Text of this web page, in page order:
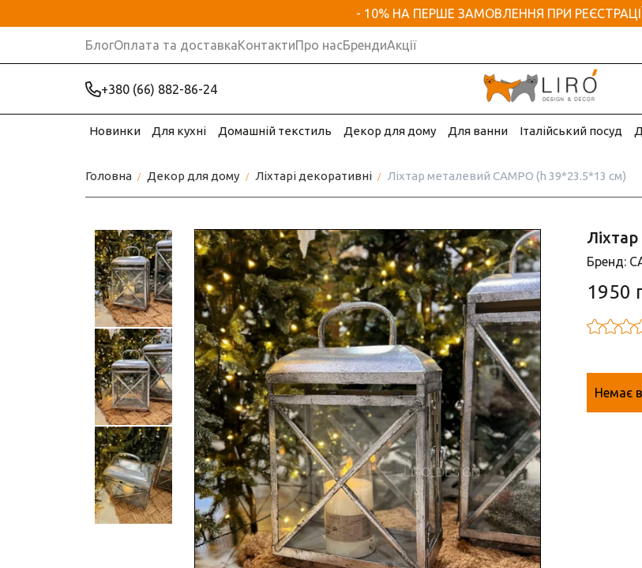
- 10% НА ПЕРШЕ ЗАМОВЛЕННЯ ПРИ
БлогОплата та доставкаКонтактиПро насБрендиАкції
+380 (66) 882-86-24
Новинки Для кухні Домашній текстиль Декор для дому Для ванни Італійський посуд
Головна Декор для дому Ліхтарі декоративні Ліхтар металевий CAMPO (h 39*23.5*13 см)
Бренд:
1950
Немає